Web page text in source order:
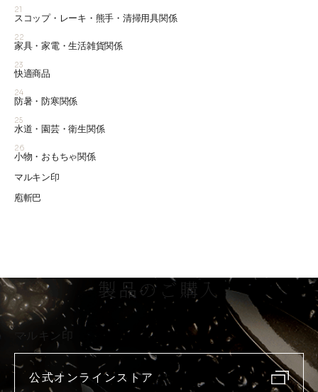
21
スコップ・レーキ・熊手・清掃用具関係
22
家具・家電・生活雑貨関係
23
快適商品
24
防暑・防寒関係
25
水道・園芸・衛生関係
26
小物・おもちゃ関係
マルキン印
庖斬巴
製品のご購入
マルキン印
公式オンラインストア